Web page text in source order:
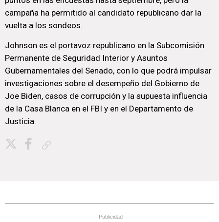
campaña ha permitido al candidato republicano dar la
vuelta a los sondeos.
Johnson es el portavoz republicano en la Subcomisión
Permanente de Seguridad Interior y Asuntos
Gubernamentales del Senado, con lo que podrá impulsar
investigaciones sobre el desempeño del Gobierno de
Joe Biden, casos de corrupción y la supuesta influencia
de la Casa Blanca en el FBI y en el Departamento de
Justicia.
Publicidad